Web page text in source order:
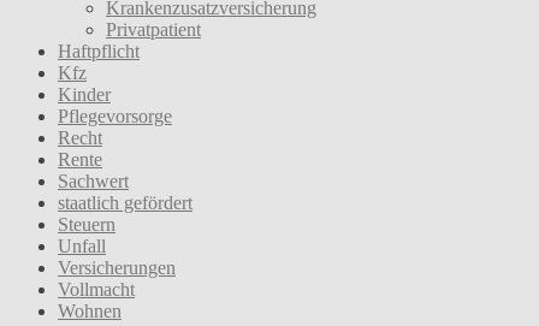
Krankenzusatzversicherung
Privatpatient
Haftpflicht
Kfz
Kinder
Pflegevorsorge
Recht
Rente
Sachwert
staatlich gefördert
Steuern
Unfall
Versicherungen
Vollmacht
Wohnen